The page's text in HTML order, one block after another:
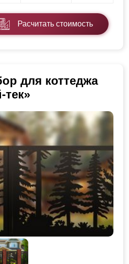
Расчитать стоимость
для коттеджа
тек»